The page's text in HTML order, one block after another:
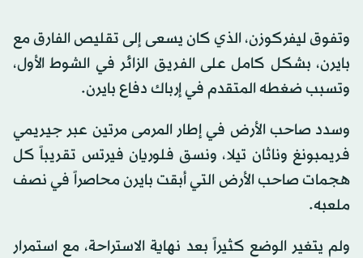
وتفوق ليفركوزن، الذي كان يسعى إلى تقليص الفارق مع
بايرن، بشكل كامل على الفريق الزائر في الشوط الأول،
وتسبب ضغطه المتقدم في إرباك دفاع بايرن.
وسدد صاحب الأرض في إطار المرمى مرتين عبر جيريمي
فريمبونغ وناثان تيلا، ونسق فلوريان فيرتس تقريباً كل
هجمات صاحب الأرض التي أبقت بايرن محاصراً في نصف
ملعبه.
ولم يتغير الوضع كثيراً بعد نهاية الاستراحة، مع استمرار